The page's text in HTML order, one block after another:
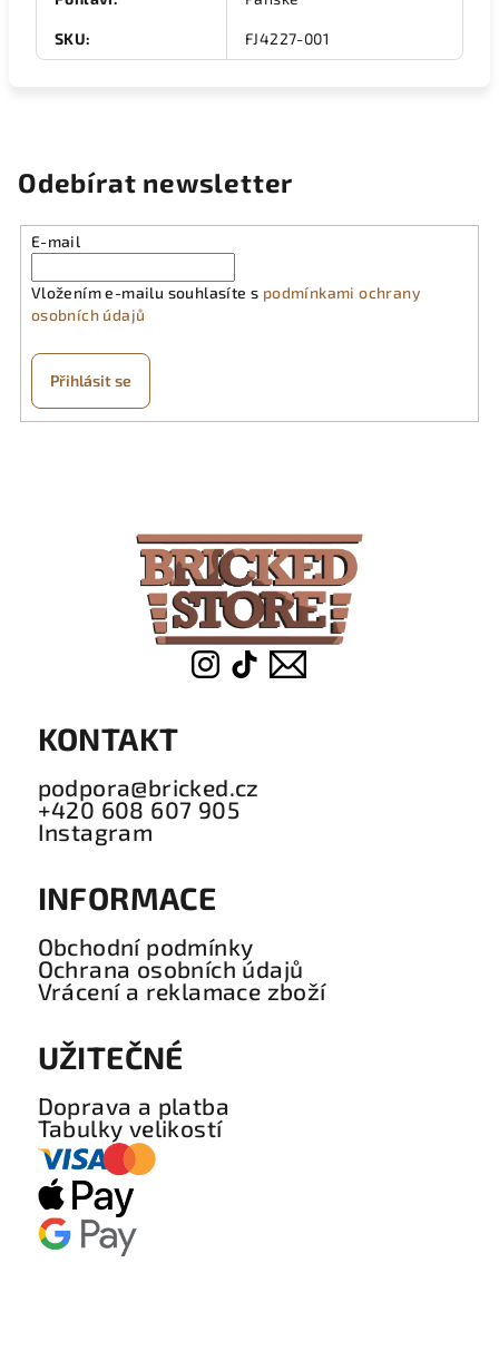
SKU: FJ4227-001
Odebírat newsletter
E-mail
Vložením e-mailu souhlasíte s podmínkami ochrany
osobních údajů
Přihlásit se
KONTAKT
podpora@bricked.cz
+420 608 607 905
Instagram
INFORMACE
Obchodní podmínky
Ochrana osobních údajů
Vrácení a reklamace zboží
UŽITEČNÉ
Doprava a platba
Tabulky velikostí